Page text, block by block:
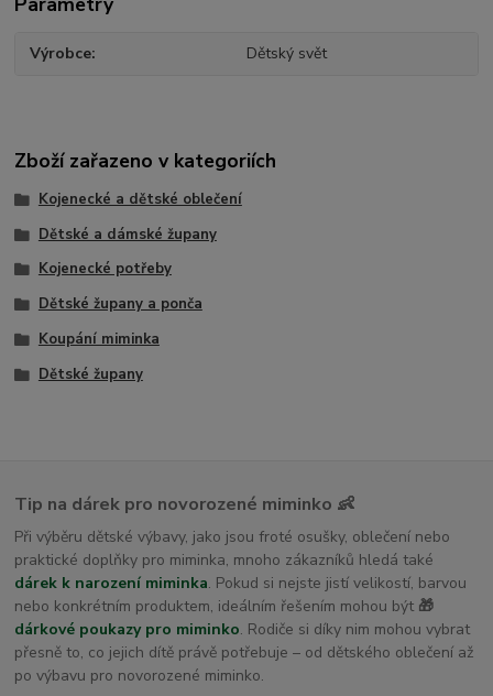
Výrobce Dětský svět
Zboží zařazeno v kategoriích
Kojenecké a dětské oblečení
Dětské a dámské župany
Kojenecké potřeby
Dětské župany a ponča
Koupání miminka
Dětské župany
Tip na dárek pro novorozené miminko 👶
Při výběru dětské výbavy, jako jsou froté osušky, oblečení nebo
praktické doplňky pro miminka, mnoho zákazníků hledá také
dárek k narození miminka. Pokud si nejste jistí velikostí, barvou
nebo konkrétním produktem, ideálním řešením mohou být 🎁
dárkové poukazy pro miminko. Rodiče si díky nim mohou vybrat
přesně to, co jejich dítě právě potřebuje – od dětského oblečení až
po výbavu pro novorozené miminko.